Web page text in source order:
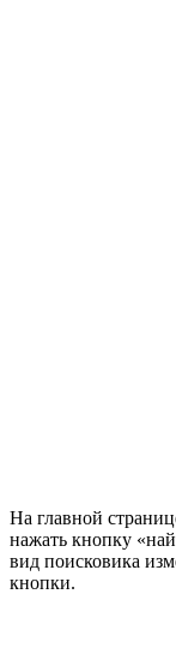
На главной
нажать кнопку
вид поисковика
кнопки.